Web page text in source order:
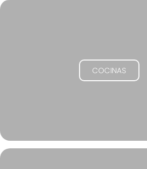
COCINAS
promoción